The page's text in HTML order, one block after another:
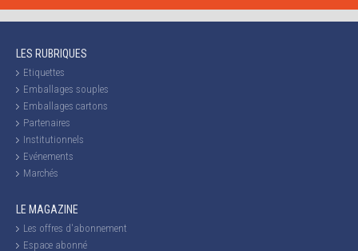
LES RUBRIQUES
Etiquettes
Emballages souples
Emballages cartons
Partenaires
Institutionnels
Evénements
Marchés
LE MAGAZINE
Les offres d'abonnement
Espace abonné